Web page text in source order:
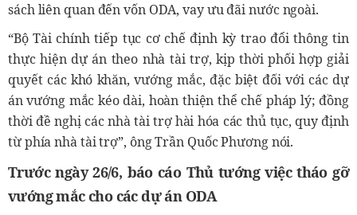
sách liên quan đến vốn ODA, vay ưu đãi nước ngoài.
“Bộ Tài chính tiếp tục cơ chế định kỳ trao đổi thông tin
thực hiện dự án theo nhà tài trợ, kịp thời phối hợp giải
quyết các khó khăn, vướng mắc, đặc biệt đối với các dự
án vướng mắc kéo dài, hoàn thiện thể chế pháp lý; đồng
thời đề nghị các nhà tài trợ hài hóa các thủ tục, quy định
từ phía nhà tài trợ”, ông Trần Quốc Phương nói.
Trước ngày 26/6, báo cáo Thủ tướng việc tháo gỡ
vướng mắc cho các dự án ODA